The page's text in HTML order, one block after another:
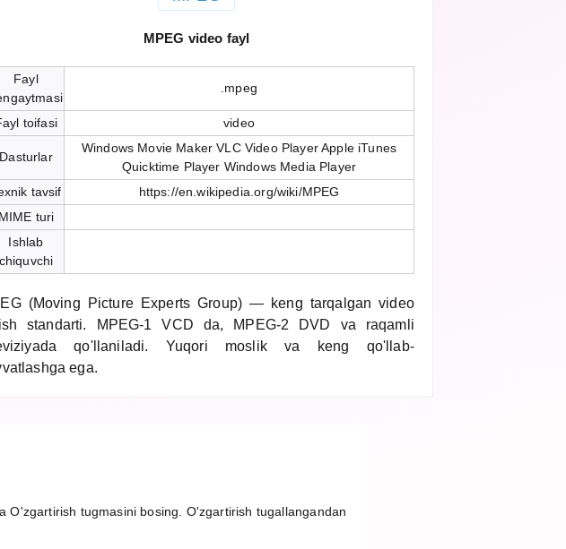
MPEG video fayl
Fayl
.mpeg
toifasi video
Dasturlar
Windows Movie Maker VLC Video Player Apple iTunes
Quicktime Player Windows Media Player
tavsif
https://en.wikipedia.org/wiki/MPEG
MIME turi
Ishlab
chiquvchi
(Moving Picture Experts Group) — keng tarqalgan video
standarti. MPEG-1 VCD da, MPEG-2 DVD va raqamli
qo'llaniladi. Yuqori moslik va keng qo'llab-
ega.
O'zgartirish tugmasini bosing. O'zgartirish tugallangandan